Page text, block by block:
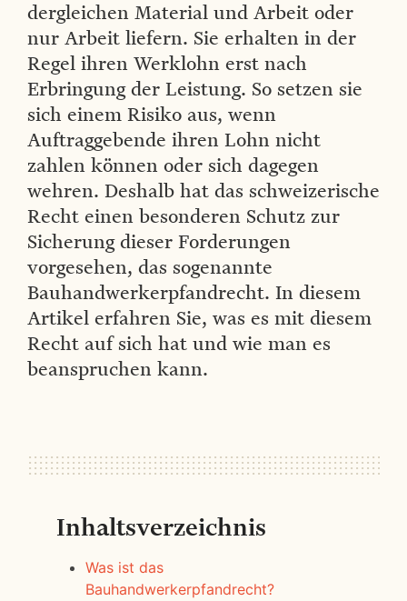
dergleichen Material und Arbeit oder
nur Arbeit liefern. Sie erhalten in der
Regel ihren Werklohn erst nach
Erbringung der Leistung. So setzen sie
sich einem Risiko aus, wenn
Auftraggebende ihren Lohn nicht
zahlen können oder sich dagegen
wehren. Deshalb hat das schweizerische
Recht einen besonderen Schutz zur
Sicherung dieser Forderungen
vorgesehen, das sogenannte
Bauhandwerkerpfandrecht. In diesem
Artikel erfahren Sie, was es mit diesem
Recht auf sich hat und wie man es
beanspruchen kann.
Inhaltsverzeichnis
Was ist das
Bauhandwerkerpfandrecht?